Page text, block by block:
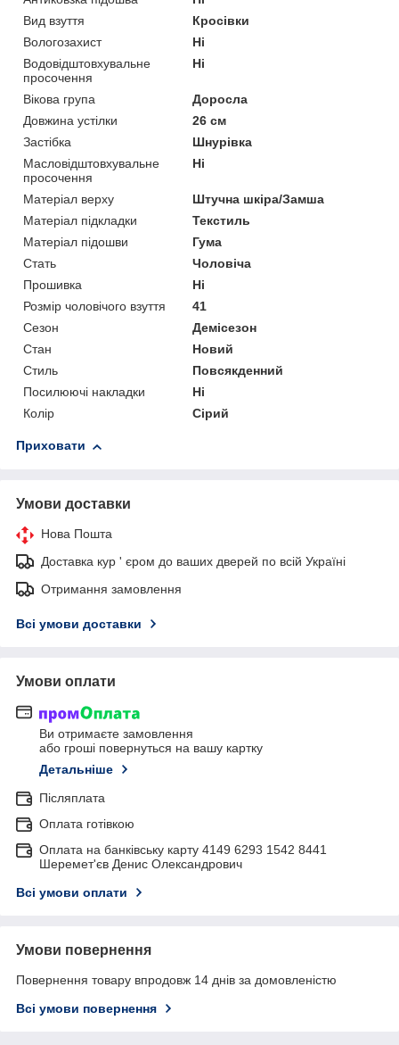
Вид взуття
Кросівки
Вологозахист
Ні
Водовідштовхувальне
просочення
Ні
Вікова група
Доросла
Довжина устілки
26 см
Застібка
Шнурівка
Масловідштовхувальне
просочення
Ні
Матеріал верху
Штучна шкіра/Замша
Матеріал підкладки
Текстиль
Матеріал підошви
Гума
Стать
Чоловіча
Прошивка
Ні
Розмір чоловічого взуття
41
Сезон
Демісезон
Стан
Новий
Стиль
Повсякденний
Посилюючі накладки
Ні
Колір
Сірий
Приховати
Умови доставки
Нова Пошта
Доставка кур ' єром до ваших дверей по всій Україні
Отримання замовлення
Всі умови доставки
Умови оплати
Ви отримаєте замовлення
або гроші повернуться на вашу картку
Детальніше
Післяплата
Оплата готівкою
Оплата на банківську карту 4149 6293 1542 8441
Шеремет'єв Денис Олександрович
Всі умови оплати
Умови повернення
Повернення товару впродовж 14 днів за домовленістю
Всі умови повернення